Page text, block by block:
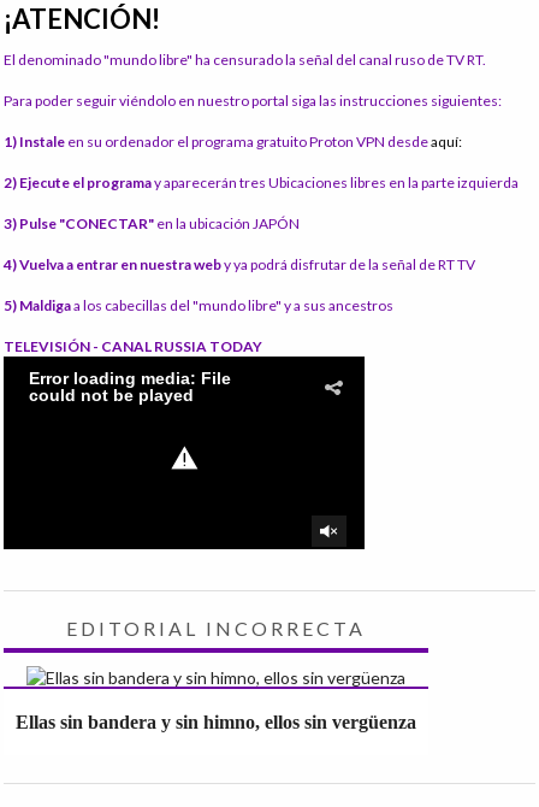
¡ATENCIÓN!
El denominado "mundo libre" ha censurado la señal del canal ruso de TV RT.
Para poder seguir viéndolo en nuestro portal siga las instrucciones siguientes:
1) Instale en su ordenador el programa gratuito Proton VPN desdeaquí:
2) Ejecute el programay aparecerán tres Ubicaciones libres en la parte izquierda
3) Pulse "CONECTAR" en la ubicación JAPÓN
4) Vuelva a entrar en nuestra weby ya podrá disfrutar de la señal de RT TV
5) Maldigaa los cabecillas del "mundo libre" y a sus ancestros
TELEVISIÓN - CANAL RUSSIA TODAY
EDITORIAL INCORRECTA
Ellas sin bandera y sin himno, ellos sin vergüenza